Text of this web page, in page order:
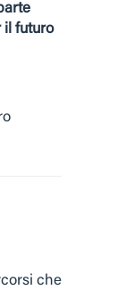
il futuro
che